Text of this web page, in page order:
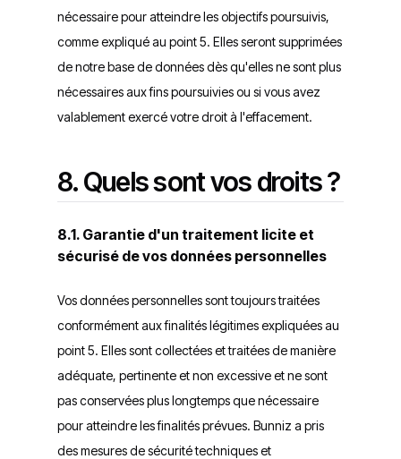
nécessaire pour atteindre les objectifs poursuivis,
comme expliqué au point 5. Elles seront supprimées
de notre base de données dès qu'elles ne sont plus
nécessaires aux fins poursuivies ou si vous avez
valablement exercé votre droit à l'effacement.
8. Quels sont vos droits ?
8.1. Garantie d'un traitement licite et
sécurisé de vos données personnelles
Vos données personnelles sont toujours traitées
conformément aux finalités légitimes expliquées au
point 5. Elles sont collectées et traitées de manière
adéquate, pertinente et non excessive et ne sont
pas conservées plus longtemps que nécessaire
pour atteindre les finalités prévues. Bunniz a pris
des mesures de sécurité techniques et